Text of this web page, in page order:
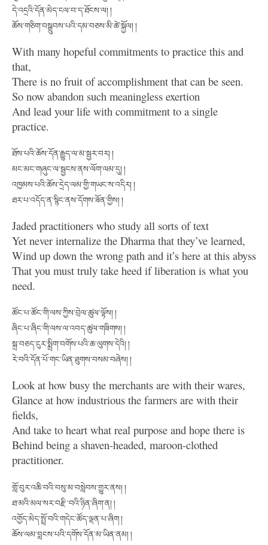
དེ་འདྲའི་དོན་མེད་ངལ་བ་ད་ཐོངས་ལ། །
ཆོས་གཅིག་བསྒྲུབས་པའི་དམ་བཅས་མི་ཚེ་སྐྱོལ། །
With many hopeful commitments to practice this and
that,
There is no fruit of accomplishment that can be seen.
So now abandon such meaningless exertion
And lead your life with commitment to a single
practice.
ཐོས་པའི་ཆོས་དོན་རྒྱུད་ལ་མ་སྦྱར་བར། །
མང་མང་གཞུང་ལ་སྦྱངས་ནས་ལོག་ལམ་དུ། །
འཁྱམས་པའི་ཆོས་དྲེད་ལམ་གྱི་གཡང་ས་འདིར། །
ཐར་པ་འདོད་ན་སྙིང་ནས་དོགས་ཟོན་གྱིས། །
Jaded practitioners who study all sorts of text
Yet never internalize the Dharma that they’ve learned,
Wind up down the wrong path and it’s here at this abyss
That you must truly take heed if liberation is what you
need.
ཚོང་པ་ཚོང་གི་ལས་ཀྱིས་བྲེལ་ཚུལ་ལྟོས། །
ཞིང་པ་ཞིང་གི་ལས་ལ་འབད་ཚུལ་གཟིགས། །
སྐྲ་བཅད་ངུར་སྨྲིག་བགོས་པའི་ཆ་ལུགས་དེའི། །
རེ་བའི་དོན་པོ་གང་ཡིན་ཐུགས་བསམ་བཞེས། །
Look at how busy the merchants are with their wares,
Glance at how industrious the farmers are with their
fields,
And take to heart what real purpose and hope there is
Behind being a shaven-headed, maroon-clothed
practitioner.
གློ་བུར་འཆི་བའི་བསུ་མ་བསླེབས་གྱུར་ནས། །
ཐ་མའི་མལ་སར་བརྫི་བའི་ཉིན་ཞིག་ན། །
འགྱོད་མེད་སྤྲོ་བའི་གདེང་ཚོད་ལྡན་པ་ཞིག །
ཆོས་ལམ་བླངས་པའི་དགོས་དོན་མ་ཡིན་ནམ། །